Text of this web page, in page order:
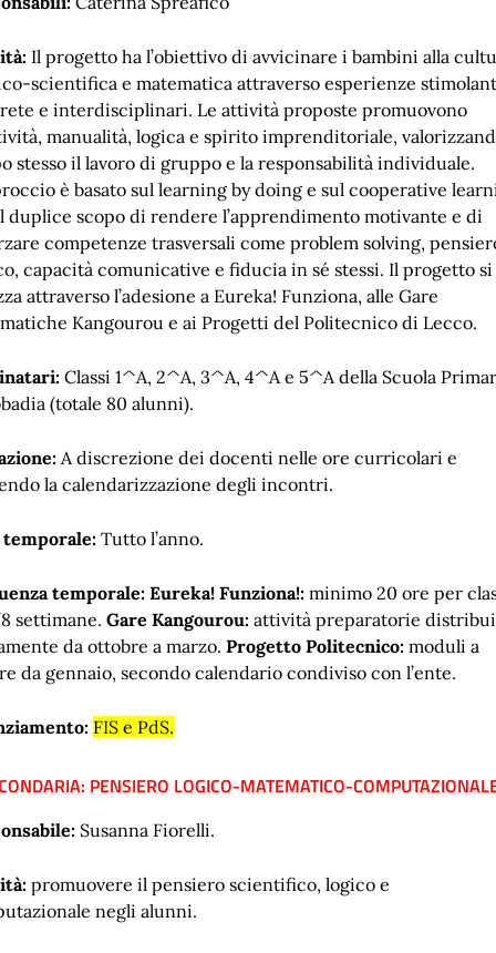
Il progetto ha l’obiettivo di avvicinare i bambini alla
scientifica e matematica attraverso esperienze
e interdisciplinari. Le attività proposte promuovono
manualità, logica e spirito imprenditoriale,
stesso il lavoro di gruppo e la responsabilità individuale.
è basato sul learning by doing e sul cooperative
duplice scopo di rendere l’apprendimento motivante e di
competenze trasversali come problem solving,
capacità comunicative e fiducia in sé stessi. Il progetto si
attraverso l’adesione a Eureka! Funziona, alle Gare
Kangourou e ai Progetti del Politecnico di Lecco.
Classi 1^A, 2^A, 3^A, 4^A e 5^A della Scuola
(totale 80 alunni).
A discrezione dei docenti nelle ore curricolari e
la calendarizzazione degli incontri.
Tutto l’anno.
temporale: Eureka! Funziona!: minimo 20 ore per
settimane. Gare Kangourou: attività preparatorie
da ottobre a marzo. Progetto Politecnico: moduli a
da gennaio, secondo calendario condiviso con l’ente.
FIS e PdS.
PENSIERO LOGICO-MATEMATICO-
Susanna Fiorelli.
promuovere il pensiero scientifico, logico e
negli alunni.